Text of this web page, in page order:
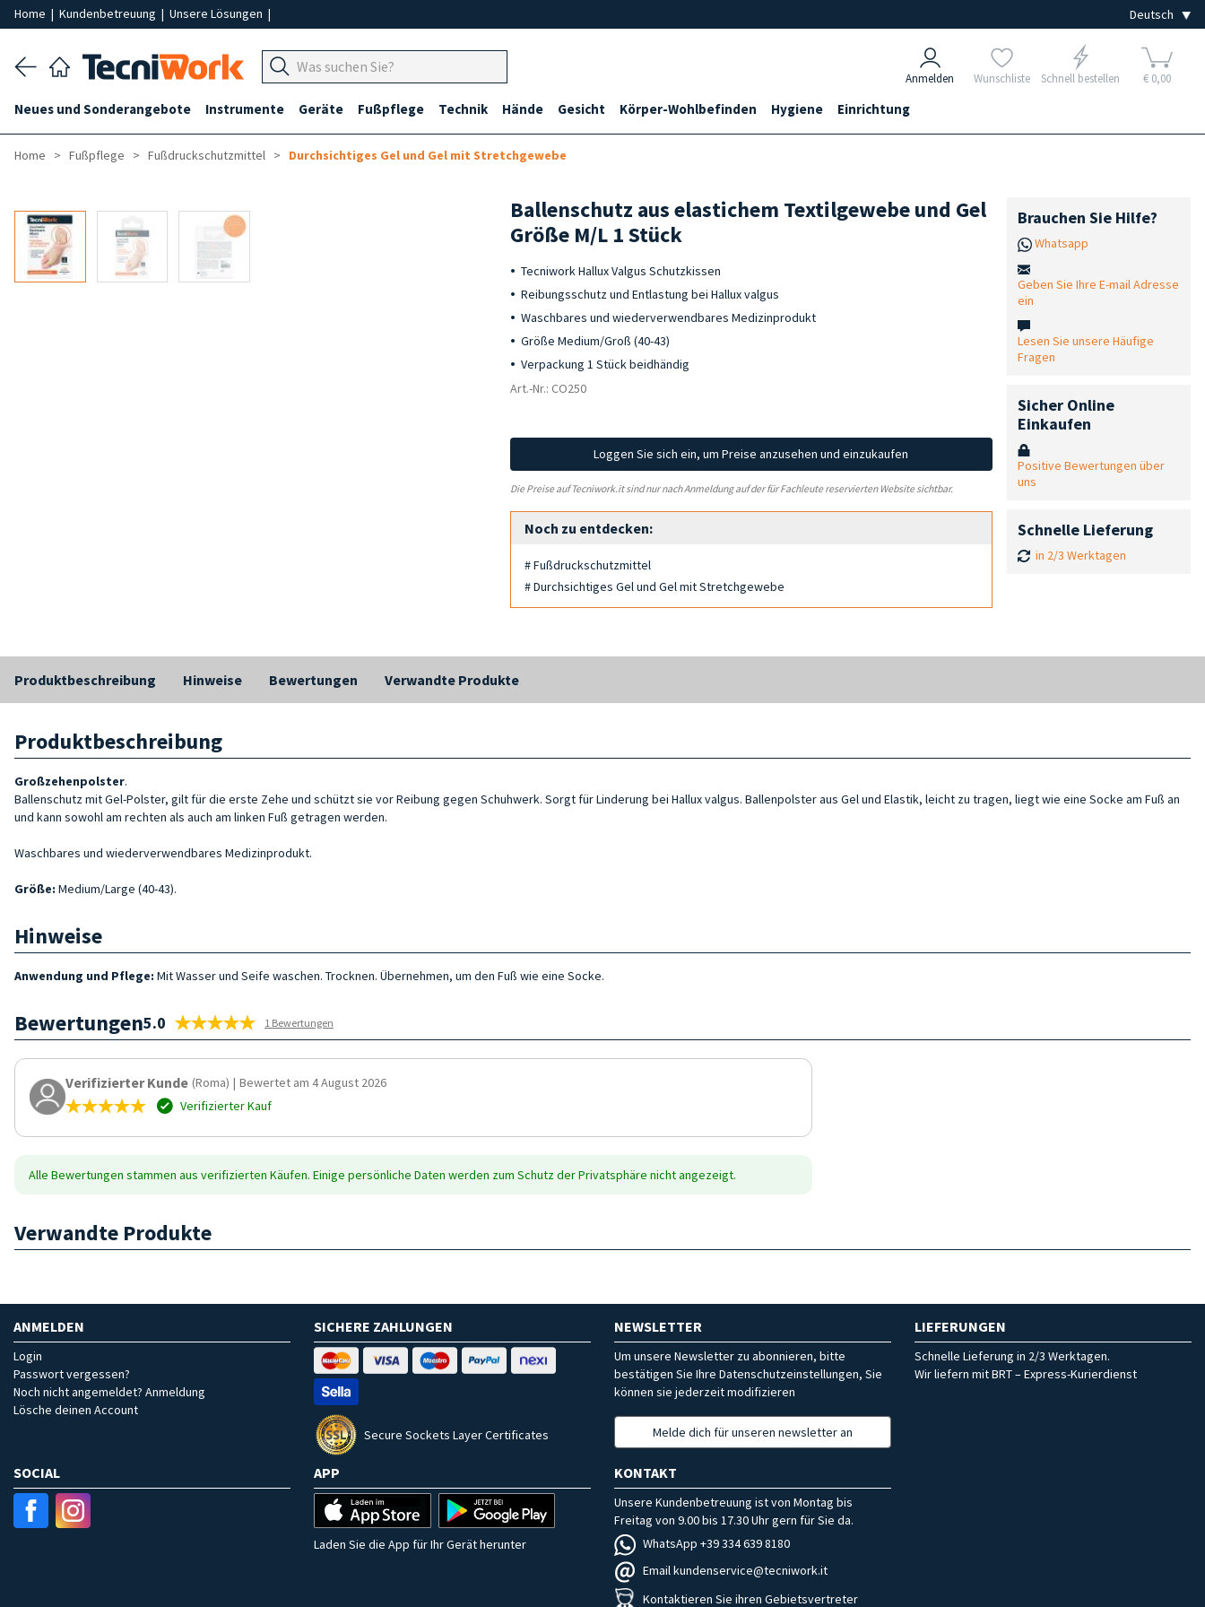
Home | Kundenbetreuung | Unsere Lösungen |
Anmelden Wunschliste Schnell bestellen € 0,00
Neues und Sonderangebote Instrumente Geräte Fußpflege Technik Hände Gesicht Körper-Wohlbefinden Hygiene Einrichtung
Home Fußpflege Fußdruckschutzmittel Durchsichtiges Gel und Gel mit Stretchgewebe
Ballenschutz aus elastichem Textilgewebe und Gel
Größe M/L 1 Stück
Tecniwork Hallux Valgus Schutzkissen
Reibungsschutz und Entlastung bei Hallux valgus
Waschbares und wiederverwendbares Medizinprodukt
Größe Medium/Groß (40-43)
Verpackung 1 Stück beidhändig
Art.-Nr.: CO250
Loggen Sie sich ein, um Preise anzusehen und einzukaufen
Die Preise auf Tecniwork.it sind nur nach Anmeldung auf der für Fachleute reservierten Website sichtbar.
Noch zu entdecken:
# Fußdruckschutzmittel
# Durchsichtiges Gel und Gel mit Stretchgewebe
Brauchen Sie Hilfe?
Whatsapp
Geben Sie Ihre E-mail Adresse
ein
Lesen Sie unsere Häufige
Fragen
Sicher Online
Einkaufen
Positive Bewertungen über
uns
Schnelle Lieferung
in 2/3 Werktagen
Produktbeschreibung Hinweise Bewertungen Verwandte Produkte
Produktbeschreibung
Großzehenpolster.
Ballenschutz mit Gel-Polster, gilt für die erste Zehe und schützt sie vor Reibung gegen Schuhwerk. Sorgt für Linderung bei Hallux valgus. Ballenpolster aus Gel und Elastik, leicht zu tragen, liegt wie eine Socke am Fuß an
und kann sowohl am rechten als auch am linken Fuß getragen werden.
Waschbares und wiederverwendbares Medizinprodukt.
Größe: Medium/Large (40-43).
Hinweise
Anwendung und Pflege: Mit Wasser und Seife waschen. Trocknen. Übernehmen, um den Fuß wie eine Socke.
Bewertungen5.0 1 Bewertungen
Verifizierter Kunde (Roma) | Bewertet am 4 August 2026
Verifizierter Kauf
Alle Bewertungen stammen aus verifizierten Käufen. Einige persönliche Daten werden zum Schutz der Privatsphäre nicht angezeigt.
Verwandte Produkte
ANMELDEN
Login
Passwort vergessen?
Noch nicht angemeldet? Anmeldung
Lösche deinen Account
SICHERE ZAHLUNGEN
Secure Sockets Layer Certificates
NEWSLETTER
Um unsere Newsletter zu abonnieren, bitte
bestätigen Sie Ihre Datenschutzeinstellungen, Sie
können sie jederzeit modifizieren
Melde dich für unseren newsletter an
LIEFERUNGEN
Schnelle Lieferung in 2/3 Werktagen.
Wir liefern mit BRT – Express-Kurierdienst
SOCIAL APP
Laden Sie die App für Ihr Gerät herunter
KONTAKT
Unsere Kundenbetreuung ist von Montag bis
Freitag von 9.00 bis 17.30 Uhr gern für Sie da.
WhatsApp +39 334 639 8180
Email kundenservice@tecniwork.it
Kontaktieren Sie ihren Gebietsvertreter